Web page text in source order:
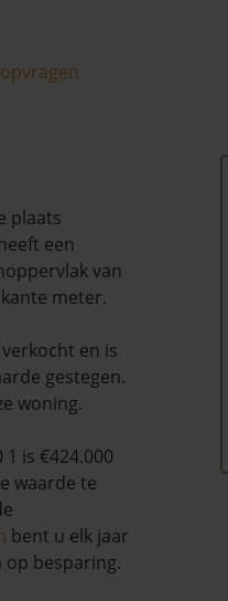
plaats
een
van
meter.
en is
gestegen.
woning.
is €424.000
waarde te
bent u elk jaar
op besparing.